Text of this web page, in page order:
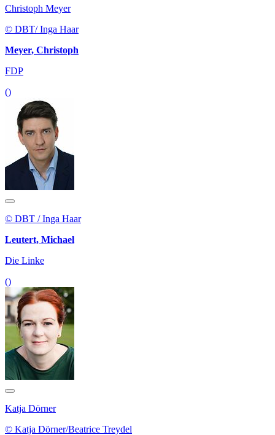
Christoph Meyer
© DBT/ Inga Haar
Meyer, Christoph
FDP
()
© DBT / Inga Haar
Leutert, Michael
Die Linke
()
Katja Dörner
© Katja Dörner/Beatrice Treydel